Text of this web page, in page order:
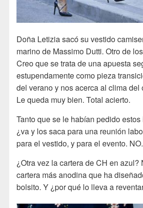
Doña Letizia sacó su vestido
marino de Massimo Dutti. Otro de
Creo que se trata de una apuesta
estupendamente como pieza
del verano y nos acerca al clima
Le queda muy bien. Total acierto.
Tanto que se le habían pedido
¿va y los saca para una reunión
para el vestido, y para el evento. NO.
¿Otra vez la cartera de CH en azul?
cartera más anodina que ha
bolsito. Y ¿por qué lo lleva a